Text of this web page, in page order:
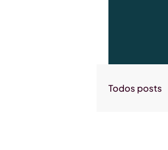
Todos posts